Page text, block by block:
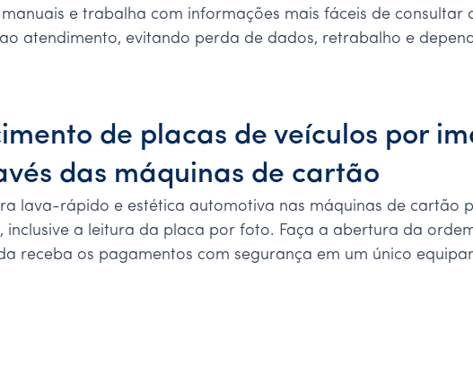
e trabalha com informações mais fáceis de consultar
atendimento, evitando perda de dados, retrabalho e
de placas de veículos por
das máquinas de cartão
lava-rápido e estética automotiva nas máquinas de cartão
a leitura da placa por foto. Faça a abertura da
receba os pagamentos com segurança em um único